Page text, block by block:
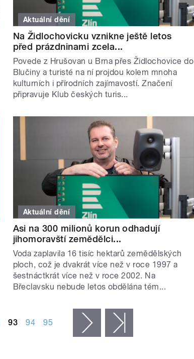
Aktuální dění
Na Židlochovicku vznikne ještě letos
před prázdninami zcela...
Povede z Hrušovan u Brna přes Židlochovice do
Blučiny a turisté na ní projdou kolem mnoha
kulturních i přírodních zajímavostí. Značení
připravuje Klub českých turis...
Aktuální dění
Asi na 300 milionů korun odhadují
jihomoravští zemědělci...
Voda zaplavila 16 tisíc hektarů zemědělských
ploch, což je dvakrát více než v roce 1997 a
šestnáctkrát více než v roce 2002. Na
Břeclavsku nebude letos obdělána tém...
93 94 95 následující ›